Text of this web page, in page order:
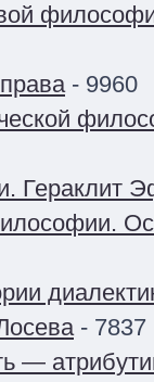
- 9960
Гераклит
- 7837
—